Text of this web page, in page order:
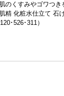
のくすみやゴワつき
精 化粧水仕立て 石
･526･311）